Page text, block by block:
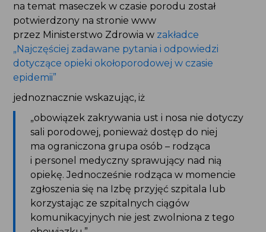
na temat maseczek w czasie porodu został
potwierdzony na stronie www
przez Ministerstwo Zdrowia w zakładce
„Najczęściej zadawane pytania i odpowiedzi
dotyczące opieki okołoporodowej w czasie
epidemii”
jednoznacznie wskazując, iż
„obowiązek zakrywania ust i nosa nie dotyczy
sali porodowej, ponieważ dostęp do niej
ma ograniczona grupa osób – rodząca
i personel medyczny sprawujący nad nią
opiekę. Jednocześnie rodząca w momencie
zgłoszenia się na Izbę przyjęć szpitala lub
korzystając ze szpitalnych ciągów
komunikacyjnych nie jest zwolniona z tego